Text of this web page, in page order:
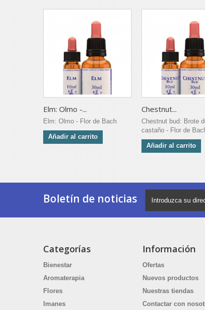
Elm: Olmo -...
Elm: Olmo - Flor de Bach
Añadir al carrito
Chestnut...
Chestnut bud: Brote
castaño - Flor de
Añadir al carrito
Boletín de noticias
Categorías
Bienestar
Aromaterapia
Flores
Imanes
Información
Ofertas
Nuevos productos
Nuestras tiendas
Contactar con